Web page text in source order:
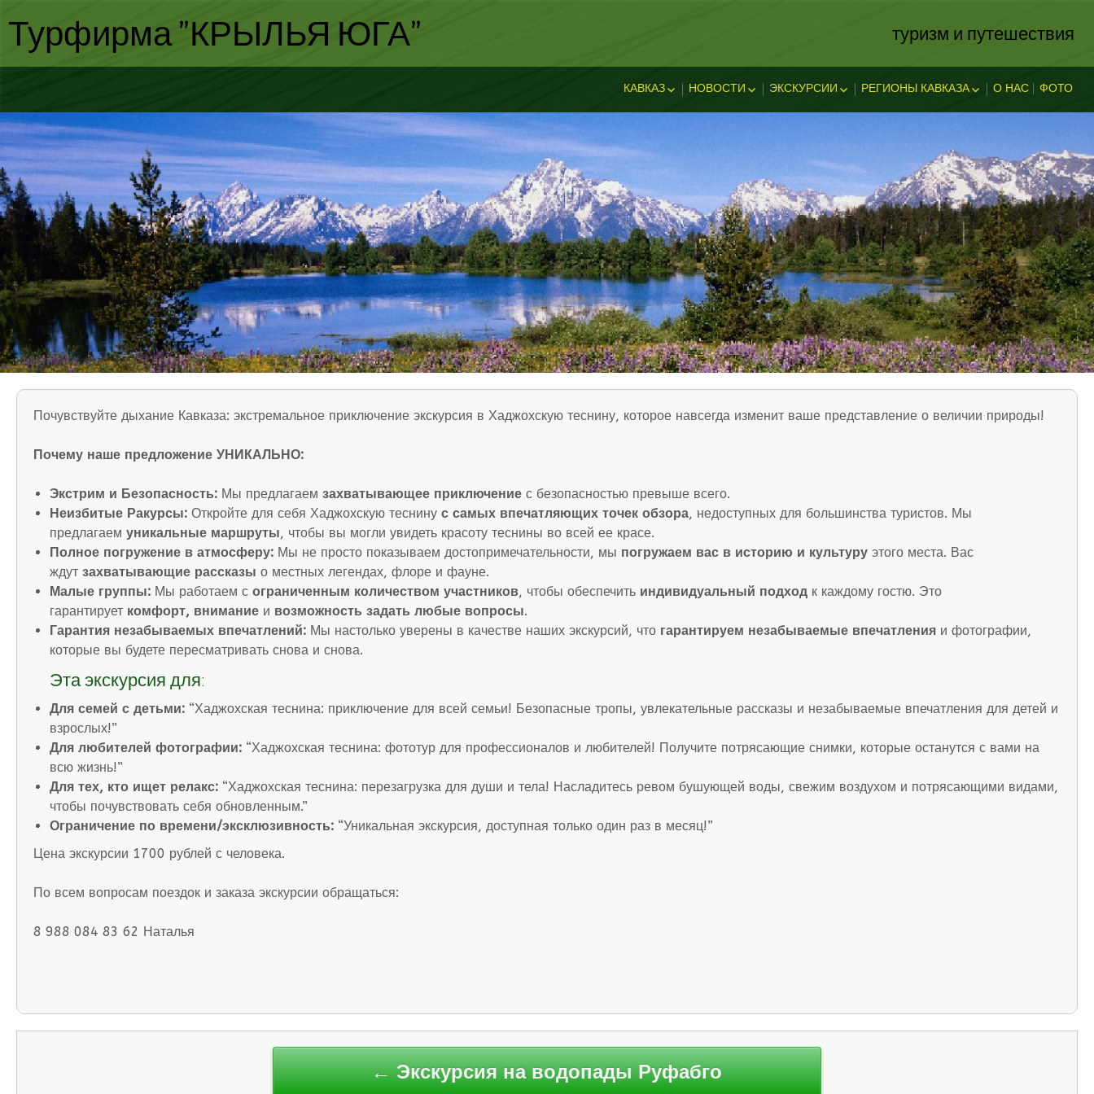
Турфирма "КРЫЛЬЯ ЮГА" туризм и путешествия
КАВКАЗ
ДОСТОПРИМЕЧАТЕЛЬНОСТ
КАВКАЗСКИЕ МИНЕРАЛЬНЫЕ
НОВОСТИ ЭКСКУРСИИ РЕГИОНЫ КАВКАЗА
ЛЕГЕНДЫ АДЫГЕИ
ДАГЕСТАН
ИНГУШЕТИЯ
КУБАНЬ
КАБАРДИНО-БАЛКАРИЯ
КАРАЧАЕВО-ЧЕРКЕССИЯ
ОСЕТИЯ
О НАС ФОТО
Почувствуйте дыхание Кавказа: экстремальное приключение экскурсия в Хаджохскую теснину, которое навсегда изменит ваше представление о величии природы!
Почему наше предложение УНИКАЛЬНО:
Экстрим и Безопасность: Мы предлагаем захватывающее приключение с безопасностью превыше всего.
Неизбитые Ракурсы: Откройте для себя Хаджохскую теснину с самых впечатляющих точек обзора, недоступных для большинства туристов. Мы
предлагаем уникальные маршруты, чтобы вы могли увидеть красоту теснины во всей ее красе.
Полное погружение в атмосферу: Мы не просто показываем достопримечательности, мы погружаем вас в историю и культуру этого места. Вас
ждут захватывающие рассказы о местных легендах, флоре и фауне.
Малые группы: Мы работаем с ограниченным количеством участников, чтобы обеспечить индивидуальный подход к каждому гостю. Это
гарантирует комфорт, внимание и возможность задать любые вопросы.
Гарантия незабываемых впечатлений: Мы настолько уверены в качестве наших экскурсий, что гарантируем незабываемые впечатления и фотографии,
которые вы будете пересматривать снова и снова.
Эта экскурсия для:
Для семей с детьми: “Хаджохская теснина: приключение для всей семьи! Безопасные тропы, увлекательные рассказы и незабываемые впечатления для детей и
взрослых!”
Для любителей фотографии: “Хаджохская теснина: фототур для профессионалов и любителей! Получите потрясающие снимки, которые останутся с вами на
всю жизнь!”
Для тех, кто ищет релакс: “Хаджохская теснина: перезагрузка для души и тела! Насладитесь ревом бушующей воды, свежим воздухом и потрясающими видами,
чтобы почувствовать себя обновленным.”
Ограничение по времени/эксклюзивность: “Уникальная экскурсия, доступная только один раз в месяц!”
Цена экскурсии 1700 рублей с человека.
По всем вопросам поездок и заказа экскурсии обращаться:
8 988 084 83 62 Наталья
← Экскурсия на водопады Руфабго